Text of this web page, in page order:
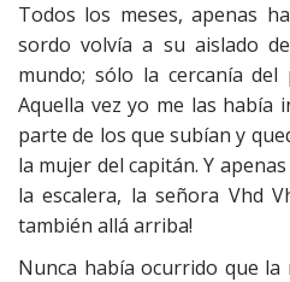
Todos los meses, apenas
sordo volvía a su aislado
mundo; sólo la cercanía
Aquella vez yo me las
parte de los que subían y
la mujer del capitán. Y
la escalera, la señora Vhd
también allá arriba!
Nunca había ocurrido que